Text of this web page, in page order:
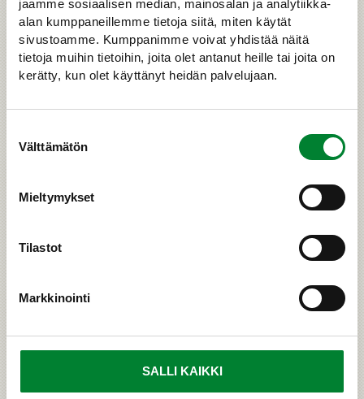
jaamme sosiaalisen median, mainosalan ja analytiikka-
alan kumppaneillemme tietoja siitä, miten käytät
sivustoamme. Kumppanimme voivat yhdistää näitä
tietoja muihin tietoihin, joita olet antanut heille tai joita on
kerätty, kun olet käyttänyt heidän palvelujaan.
valinta
Välttämätön
Mieltymykset
Tilastot
Markkinointi
SALLI KAIKKI
NÄYTÄ UUTISET
www.slu.se/skandulv
SKANDULV - Forskning om vargar i Skandinavien.
SKANDULV arbetar med grundvetenskapliga och
förvaltning. De huvudsakliga frågorna berör vargens
populationsdynamik, rörelsemönster, genetik och